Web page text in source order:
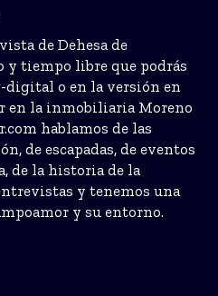
de Dehesa de
y tiempo libre que podrás
digital o en la versión en
en la inmobiliaria Moreno
hablamos de las
de escapadas, de eventos
de la historia de la
y tenemos una
y su entorno.